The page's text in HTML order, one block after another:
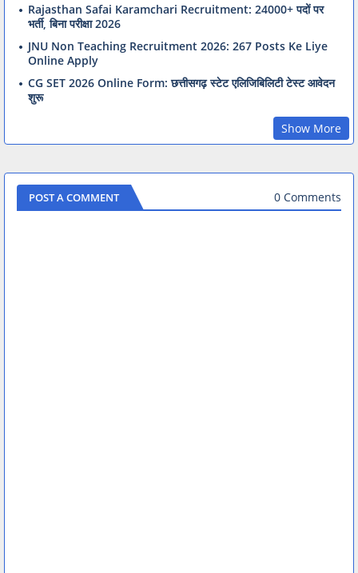
Rajasthan Safai Karamchari Recruitment: 24000+ पदों पर
भर्ती, बिना परीक्षा 2026
JNU Non Teaching Recruitment 2026: 267 Posts Ke Liye
Online Apply
CG SET 2026 Online Form: छत्तीसगढ़ स्टेट एलिजिबिलिटी टेस्ट आवेदन
शुरू
Show More
POST A COMMENT 0 Comments